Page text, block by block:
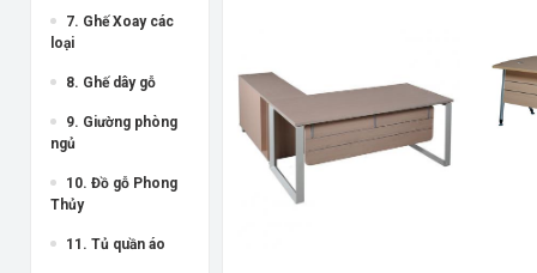
7. Ghế Xoay các
loại
8. Ghế dây gỗ
9. Giường phòng
ngủ
10. Đồ gỗ Phong
Thủy
11. Tủ quần áo